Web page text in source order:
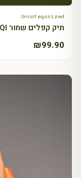
Uncategorized
תיק קפלים שחור LOQI – תיק מתקפל מעוצב מבד ממוחזר
₪99.90